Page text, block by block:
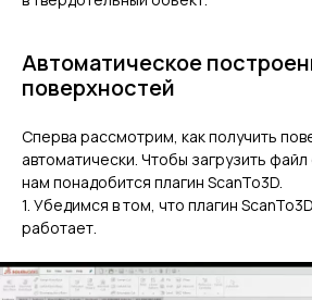
Автоматическое
поверхностей
Сперва рассмотрим, как получить
автоматически. Чтобы загрузить файл
нам понадобится плагин ScanTo3D.
1. Убедимся в том, что плагин
работает.